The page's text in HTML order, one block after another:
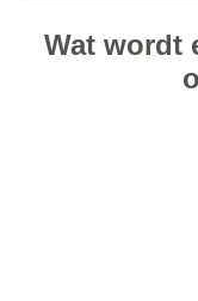
Wat wordt